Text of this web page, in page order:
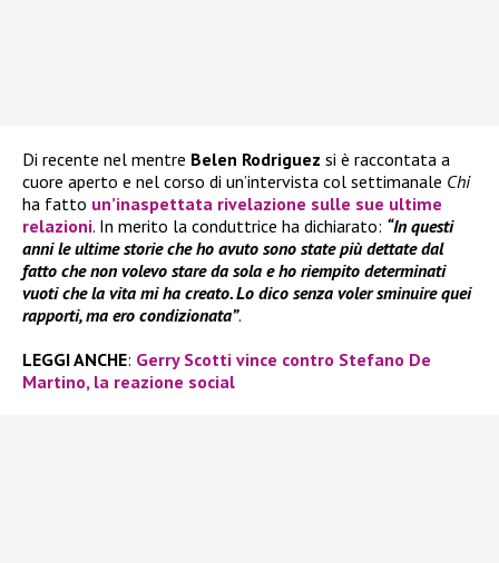
Di recente nel mentre Belen Rodriguez si è raccontata a
cuore aperto e nel corso di un’intervista col settimanale Chi
ha fatto un’inaspettata rivelazione sulle sue ultime
relazioni. In merito la conduttrice ha dichiarato: “In questi
anni le ultime storie che ho avuto sono state più dettate dal
fatto che non volevo stare da sola e ho riempito determinati
vuoti che la vita mi ha creato. Lo dico senza voler sminuire quei
rapporti, ma ero condizionata”.
LEGGI ANCHE: Gerry Scotti vince contro Stefano De
Martino, la reazione social